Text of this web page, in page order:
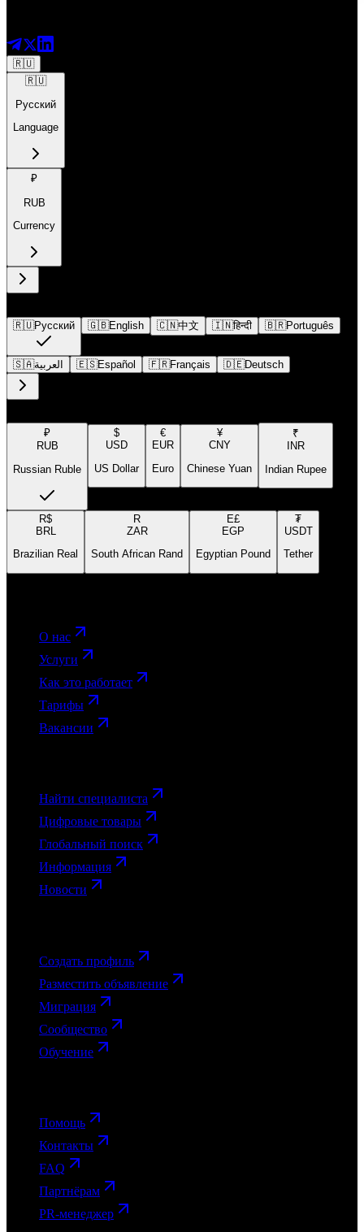
🇷🇺
🇷🇺
Русский
Language
₽
RUB
Currency
🇷🇺Русский 🇬🇧English 🇨🇳中文 🇮🇳हिन्दी 🇧🇷Português
🇸🇦العربية 🇪🇸Español 🇫🇷Français 🇩🇪Deutsch
₽
RUB
Russian Ruble
$
USD
US Dollar
€
EUR
Euro
¥
CNY
Chinese Yuan
₹
INR
Indian Rupee
R$
BRL
Brazilian Real
R
ZAR
South African Rand
E£
EGP
Egyptian Pound
₮
USDT
Tether
О нас
Услуги
Как это работает
Тарифы
Вакансии
Найти специалиста
Цифровые товары
Глобальный поиск
Информация
Новости
Создать профиль
Разместить объявление
Миграция
Сообщество
Обучение
Помощь
Контакты
FAQ
Партнёрам
PR-менеджер